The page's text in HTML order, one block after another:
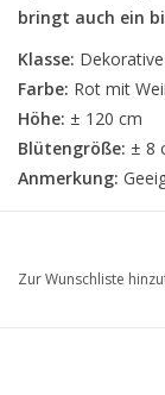
bringt auch ein
Klasse:
Farbe: Rot mit
Höhe: ± 120 cm
Blütengröße: ± 8
Anmerkung:
Zur Wunschliste